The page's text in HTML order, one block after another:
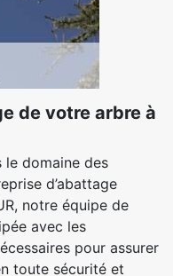
de votre arbre à
le domaine des
d’abattage
notre équipe de
avec les
pour assurer
toute sécurité et